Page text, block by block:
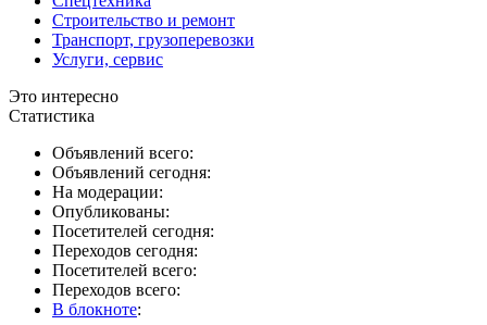
Строительство и ремонт
Транспорт, грузоперевозки
Услуги, сервис
Это интересно
Статистика
Объявлений всего:
Объявлений сегодня:
На модерации:
Опубликованы:
Посетителей сегодня:
Переходов сегодня:
Посетителей всего:
Переходов всего:
В блокноте: